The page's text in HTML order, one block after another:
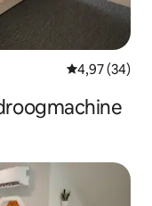
Gemiddelde
4,97 (34)